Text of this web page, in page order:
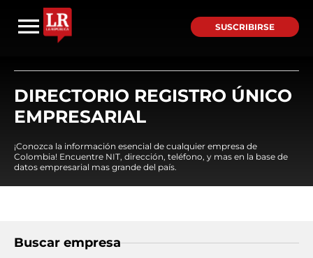
SUSCRIBIRSE
DIRECTORIO REGISTRO ÚNICO
EMPRESARIAL
¡Conozca la información esencial de cualquier empresa de
Colombia! Encuentre NIT, dirección, teléfono, y mas en la base de
datos empresarial mas grande del país.
Buscar empresa